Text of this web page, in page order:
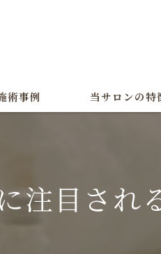
術事例 当サロンの特
色素沈着
注目され